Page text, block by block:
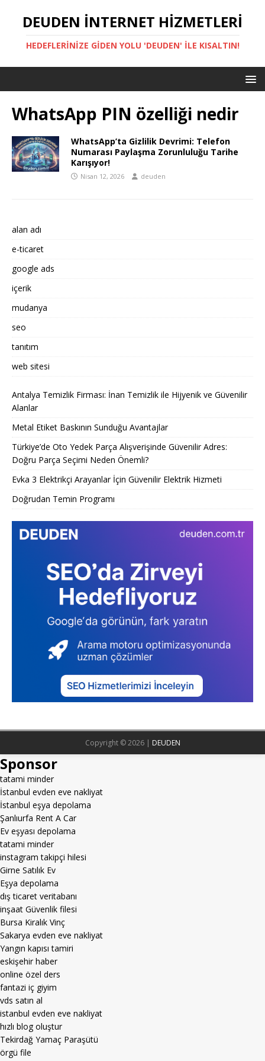
DEUDEN İNTERNET HIZMETLERI
HEDEFLERINIZE GIDEN YOLU 'DEUDEN' ILE KISALTIN!
WhatsApp PIN özelliği nedir
WhatsApp’ta Gizlilik Devrimi: Telefon
Numarası Paylaşma Zorunluluğu Tarihe
Karışıyor!
Nisan 12, 2026 deuden
alan adı
e-ticaret
google ads
içerik
mudanya
seo
tanıtım
web sitesi
Antalya Temizlik Firması: İnan Temizlik ile Hijyenik ve Güvenilir
Alanlar
Metal Etiket Baskının Sunduğu Avantajlar
Türkiye’de Oto Yedek Parça Alışverişinde Güvenilir Adres:
Doğru Parça Seçimi Neden Önemli?
Evka 3 Elektrikçi Arayanlar İçin Güvenilir Elektrik Hizmeti
Doğrudan Temin Programı
Copyright © 2026 | DEUDEN
Sponsor
tatami minder
İstanbul evden eve nakliyat
İstanbul eşya depolama
Şanlıurfa Rent A Car
Ev eşyası depolama
tatami minder
instagram takipçi hilesi
Girne Satılık Ev
Eşya depolama
dış ticaret veritabanı
inşaat Güvenlik filesi
Bursa Kiralık Vinç
Sakarya evden eve nakliyat
Yangın kapısı tamiri
eskişehir haber
online özel ders
fantazi iç giyim
vds satın al
istanbul evden eve nakliyat
hızlı blog oluştur
Tekirdağ Yamaç Paraşütü
örgü file